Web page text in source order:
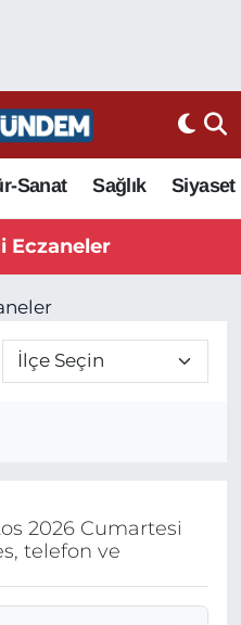
Sanat Sağlık Siyaset
Eczaneler
2026 Cumartesi
telefon ve